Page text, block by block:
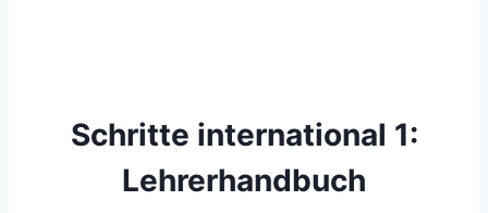
Schritte international 1:
Lehrerhandbuch